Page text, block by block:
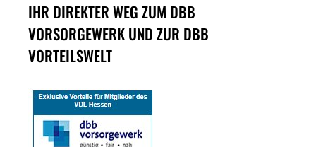
IHR DIREKTER WEG ZUM DBB
VORSORGEWERK UND ZUR DBB
VORTEILSWELT